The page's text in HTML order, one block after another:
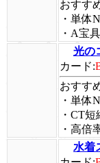
おすす
・単体
・A宝
光の
カード:
おすす
・単体
・CT
・高倍
水着